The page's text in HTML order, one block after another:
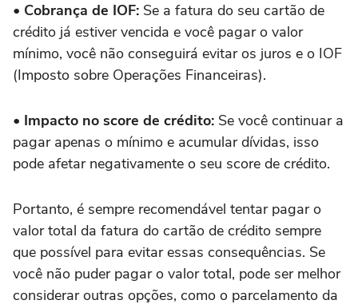
• Cobrança de IOF: Se a fatura do seu cartão de
crédito já estiver vencida e você pagar o valor
mínimo, você não conseguirá evitar os juros e o IOF
(Imposto sobre Operações Financeiras).
• Impacto no score de crédito: Se você continuar a
pagar apenas o mínimo e acumular dívidas, isso
pode afetar negativamente o seu score de crédito.
Portanto, é sempre recomendável tentar pagar o
valor total da fatura do cartão de crédito sempre
que possível para evitar essas consequências. Se
você não puder pagar o valor total, pode ser melhor
considerar outras opções, como o parcelamento da